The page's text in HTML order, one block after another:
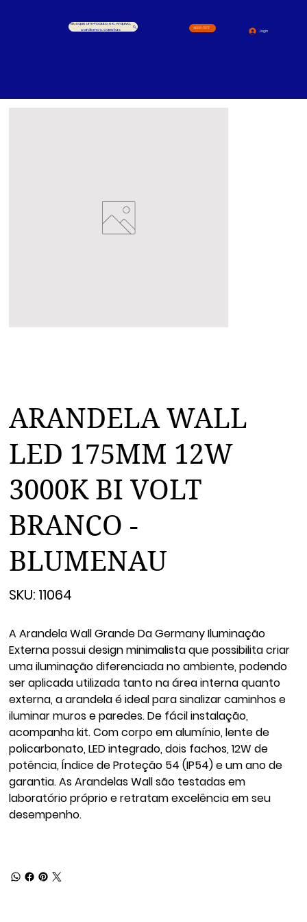
Busque um Produto, ex.: Arquivo,
cardernos, canetas
4000-1517
Login
ARANDELA WALL
LED 175MM 12W
3000K BI VOLT
BRANCO -
BLUMENAU
SKU:
11064
11064
A Arandela Wall Grande Da Germany Iluminação
Externa possui design minimalista que possibilita criar
uma iluminação diferenciada no ambiente, podendo
ser aplicada utilizada tanto na área interna quanto
externa, a arandela é ideal para sinalizar caminhos e
iluminar muros e paredes. De fácil instalação,
acompanha kit. Com corpo em alumínio, lente de
policarbonato, LED integrado, dois fachos, 12W de
potência, Índice de Proteção 54 (IP54) e um ano de
garantia. As Arandelas Wall são testadas em
laboratório próprio e retratam excelência em seu
desempenho.